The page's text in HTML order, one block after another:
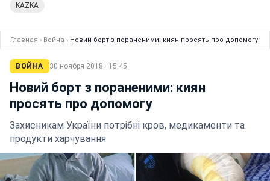
KAZKA
Главная › Война › Новий борт з пораненими: киян просять про допомогу
ВОЙНА 30 ноября 2018 · 15:45
Новий борт з пораненими: киян
просять про допомогу
Захисникам України потрібні кров, медикаменти та
продукти харчування